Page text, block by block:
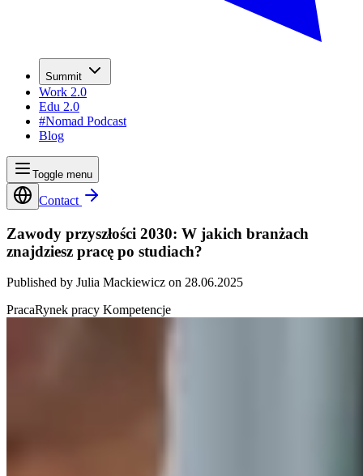
Summit
Work 2.0
Edu 2.0
#Nomad Podcast
Blog
Toggle menu
Contact
Zawody przyszłości 2030: W jakich branżach
znajdziesz pracę po studiach?
Published by Julia Mackiewicz on 28.06.2025
PracaRynek pracy Kompetencje